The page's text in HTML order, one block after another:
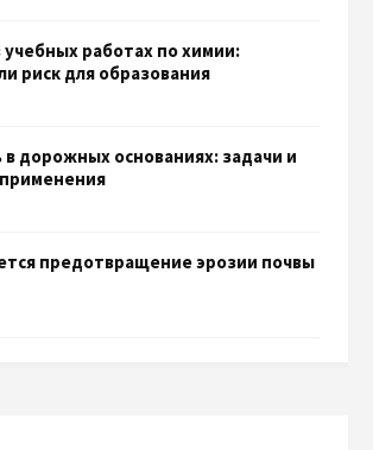
работах по химии:
риск для образования
в дорожных основаниях: задачи и
предотвращение эрозии почвы